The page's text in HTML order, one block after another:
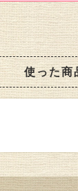
使った商